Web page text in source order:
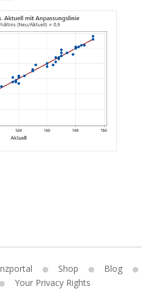
Shop
Blog
Your Privacy Rights